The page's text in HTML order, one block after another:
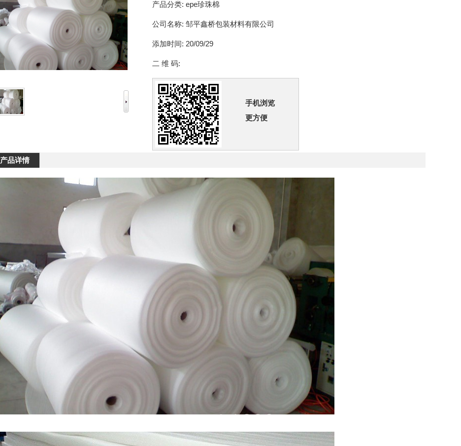
产品分类: epe珍珠棉
公司名称: 邹平鑫桥包装材料有限公司
添加时间: 20/09/29
二 维 码:
手机浏览
更方便
产品详情